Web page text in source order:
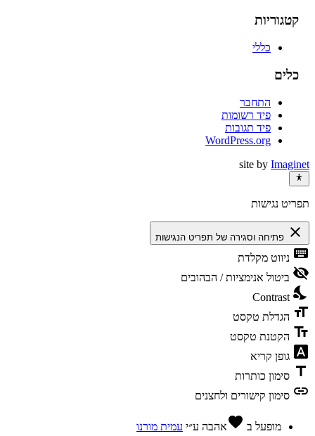
קטגוריות
כללי
כלים
התחבר
פיד רשומות
פיד תגובות
WordPress.org
site by Imaginet
תפריט נגישות
close פתיחה וסגירה של תפריט הנגישות
keyboard ניווט מקלדת
visibility_off ביטול אנימציות / הבהובים
nights_stay
Contrast
format_size הגדלת טקסט
text_fields הקטנת טקסט
font_download גופן קריא
title סימון כותרות
link סימון קישורים ולחצנים
מופעל ב favoriteאהבה ע״י עמית מורנו